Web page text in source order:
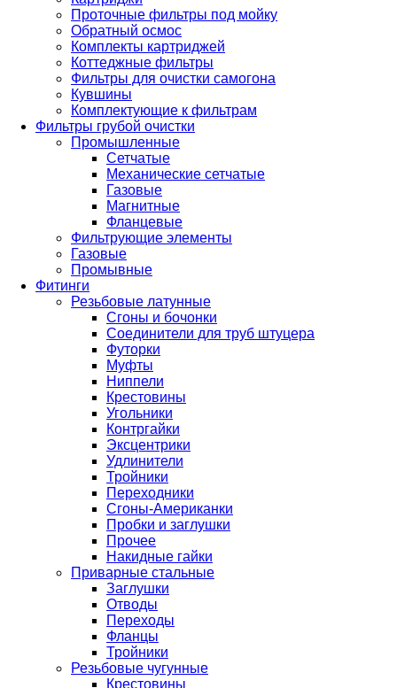
Проточные фильтры под мойку
Обратный осмос
Комплекты картриджей
Коттеджные фильтры
Фильтры для очистки самогона
Кувшины
Комплектующие к фильтрам
Фильтры грубой очистки
Промышленные
Сетчатые
Механические сетчатые
Газовые
Магнитные
Фланцевые
Фильтрующие элементы
Газовые
Промывные
Фитинги
Резьбовые латунные
Сгоны и бочонки
Соединители для труб штуцера
Футорки
Муфты
Ниппели
Крестовины
Угольники
Контргайки
Эксцентрики
Удлинители
Тройники
Переходники
Сгоны-Американки
Пробки и заглушки
Прочее
Накидные гайки
Приварные стальные
Заглушки
Отводы
Переходы
Фланцы
Тройники
Резьбовые чугунные
Крестовины